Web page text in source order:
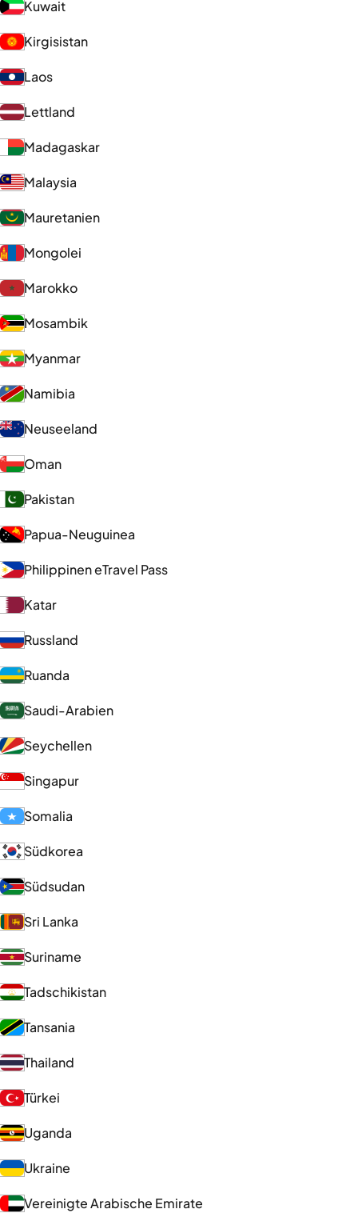
Kuwait
Kirgisistan
Laos
Lettland
Madagaskar
Malaysia
Mauretanien
Mongolei
Marokko
Mosambik
Myanmar
Namibia
Neuseeland
Oman
Pakistan
Papua-Neuguinea
Philippinen eTravel Pass
Katar
Russland
Ruanda
Saudi-Arabien
Seychellen
Singapur
Somalia
Südkorea
Südsudan
Sri Lanka
Suriname
Tadschikistan
Tansania
Thailand
Türkei
Uganda
Ukraine
Vereinigte Arabische Emirate